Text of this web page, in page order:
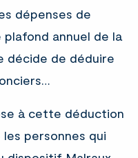
dépenses de
plafond annuel de la
décide de déduire
à cette déduction
personnes qui